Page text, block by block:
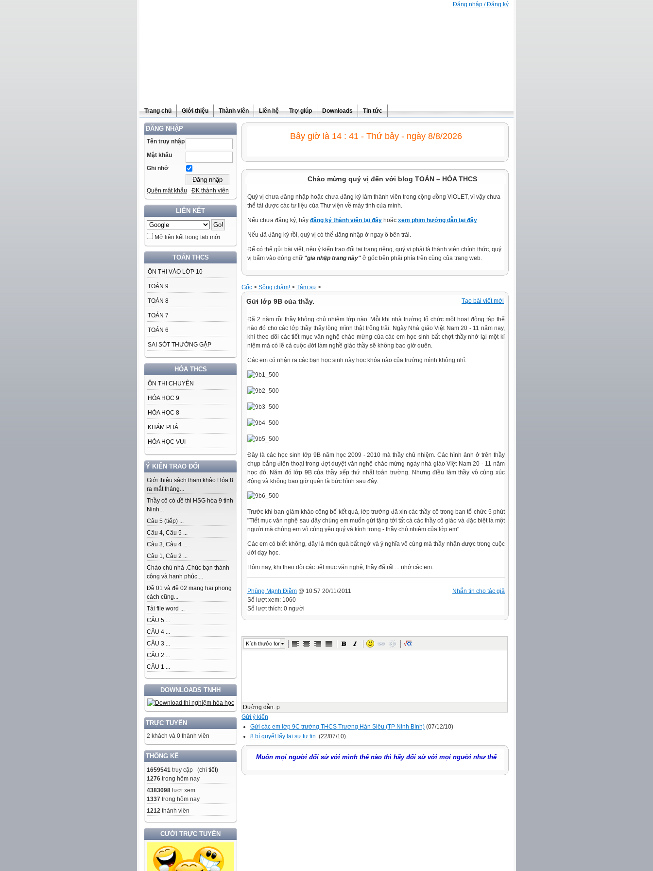
Đăng nhập / Đăng ký
Trang chủ Giới thiệu Thành viên Liên hệ Trợ giúp Downloads Tin tức
ĐĂNG NHẬP
Tên truy nhập
Mật khẩu
Ghi nhớ
Quên mật khẩu ĐK thành viên
LIÊN KẾT
Mở liên kết trong tab mới
TOÁN THCS
ÔN THI VÀO LỚP 10
TOÁN 9
TOÁN 8
TOÁN 7
TOÁN 6
SAI SÓT THƯỜNG GẶP
HÓA THCS
ÔN THI CHUYÊN
HÓA HỌC 9
HÓA HỌC 8
KHÁM PHÁ
HÓA HỌC VUI
Ý KIẾN TRAO ĐỔI
Giới thiệu sách tham khảo Hóa 8
ra mắt tháng...
Thầy cô có đề thi HSG hóa 9 tỉnh
Ninh...
Câu 5 (tiếp) ...
Câu 4, Câu 5 ...
Câu 3, Câu 4 ...
Câu 1, Câu 2 ...
Chào chủ nhà .Chúc bạn thành
công và hạnh phúc....
Đề 01 và đề 02 mang hai phong
cách cũng...
Tải file word ...
CÂU 5 ...
CÂU 4 ...
CÂU 3 ...
CÂU 2 ...
CÂU 1 ...
DOWNLOADS TNHH
TRỰC TUYẾN
2 khách và 0 thành viên
THỐNG KÊ
1659541 truy cập (chi tiết)
1276 trong hôm nay
4383098 lượt xem
1337 trong hôm nay
1212 thành viên
CƯỜI TRỰC TUYẾN
Bây giờ là 14 : 41 - Thứ bảy - ngày 8/8/2026
Chào mừng quý vị đến với blog TOÁN – HÓA THCS
Quý vị chưa đăng nhập hoặc chưa đăng ký làm thành viên trong cộng đồng ViOLET, vì vậy chưa
thể tải được các tư liệu của Thư viện về máy tính của mình.
Nếu chưa đăng ký, hãy đăng ký thành viên tại đây hoặc xem phim hướng dẫn tại đây
Nếu đã đăng ký rồi, quý vị có thể đăng nhập ở ngay ô bên trái.
Để có thể gửi bài viết, nêu ý kiến trao đổi tại trang riêng, quý vị phải là thành viên chính thức, quý
vị bấm vào dòng chữ "gia nhập trang này" ở góc bên phải phía trên cùng của trang web.
Gốc > Sống chậm! > Tâm sự >
Tạo bài viết mới
Gửi lớp 9B của thầy.
Đã 2 năm rồi thầy không chủ nhiệm lớp nào. Mỗi khi nhà trường tổ chức một hoạt động tập thể
nào đó cho các lớp thầy thấy lòng mình thật trống trải. Ngày Nhà giáo Việt Nam 20 - 11 năm nay,
khi theo dõi các tiết mục văn nghệ chào mừng của các em học sinh bất chợt thầy nhớ lại một kỉ
niệm mà có lẽ cả cuộc đời làm nghề giáo thầy sẽ không bao giờ quên.
Các em có nhận ra các bạn học sinh này học khóa nào của trường mình không nhỉ:
Đây là các học sinh lớp 9B năm học 2009 - 2010 mà thầy chủ nhiệm. Các hình ảnh ở trên thầy
chụp bằng điện thoại trong đợt duyệt văn nghệ chào mừng ngày nhà giáo Việt Nam 20 - 11 năm
học đó. Năm đó lớp 9B của thầy xếp thứ nhất toàn trường. Nhưng điều làm thầy vô cùng xúc
động và không bao giờ quên là bức hình sau đây.
Trước khi ban giám khảo công bố kết quả, lớp trưởng đã xin các thầy cô trong ban tổ chức 5 phút
"Tiết mục văn nghệ sau đây chúng em muốn gửi tặng tới tất cả các thầy cô giáo và đặc biệt là một
người mà chúng em vô cùng yêu quý và kính trọng - thầy chủ nhiệm của lớp em".
Các em có biết không, đây là món quà bất ngờ và ý nghĩa vô cùng mà thầy nhận được trong cuộc
đời dạy học.
Hôm nay, khi theo dõi các tiết mục văn nghệ, thầy đã rất ... nhớ các em.
Nhắn tin cho tác giả
Phùng Mạnh Điềm @ 10:57 20/11/2011
Số lượt xem: 1060
Số lượt thích: 0 người
Kích thước font
Đường dẫn: p
Gửi ý kiến
Gửi các em lớp 9C trường THCS Trương Hán Siêu (TP Ninh Bình) (07/12/10)
8 bí quyết lấy lại sự tự tin. (22/07/10)
Muốn mọi người đối sử với mình thế nào thì hãy đối sử với mọi người như thế